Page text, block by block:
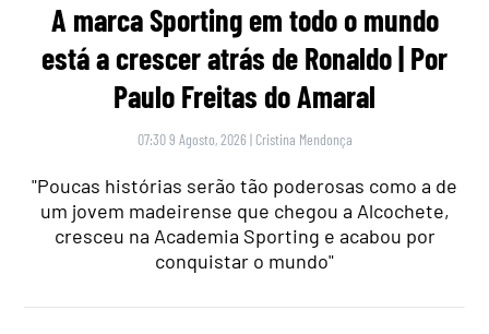
A marca Sporting em todo o mundo
está a crescer atrás de Ronaldo | Por
Paulo Freitas do Amaral
07:30 9 Agosto, 2026 | Cristina Mendonça
"Poucas histórias serão tão poderosas como a de
um jovem madeirense que chegou a Alcochete,
cresceu na Academia Sporting e acabou por
conquistar o mundo"